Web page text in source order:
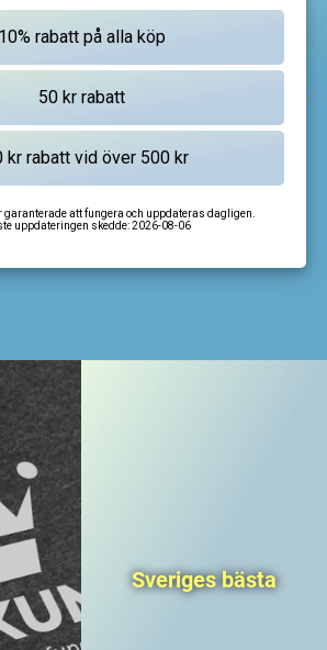
att fungera och uppdateras dagligen.
uppdateringen skedde:2026-08-06
Sveriges bästa